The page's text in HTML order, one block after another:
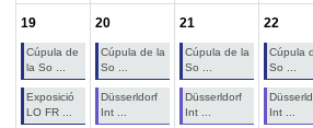
19
Cúpula de
la So ...
Exposició
LO FR ...
20
Cúpula de la
So ...
Düsserldorf
Int ...
21
Cúpula de la
So ...
Düsserldorf
Int ...
22
Cúpula
So ...
Int ...